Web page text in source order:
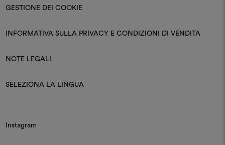
GESTIONE DEI COOKIE
INFORMATIVA SULLA PRIVACY E CONDIZIONI DI VENDITA
NOTE LEGALI
SELEZIONA LA LINGUA
Instagram